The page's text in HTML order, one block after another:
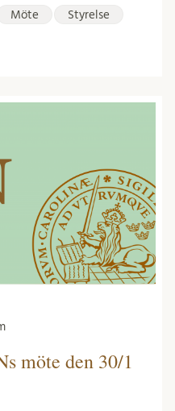
Möte Styrelse
möte den 30/1